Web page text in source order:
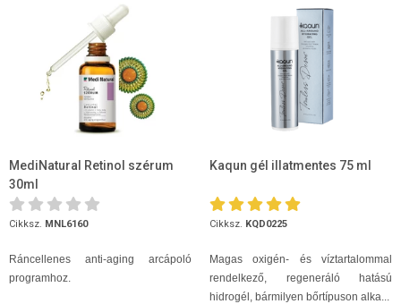
MediNatural Retinol szérum
30ml
Cikksz. MNL6160
Ráncellenes anti-aging arcápoló
programhoz.
Kaqun gél illatmentes 75 ml
Cikksz. KQD0225
Magas oxigén- és víztartalommal
rendelkező, regeneráló hatású
hidrogél, bármilyen bőrtípuson alka...